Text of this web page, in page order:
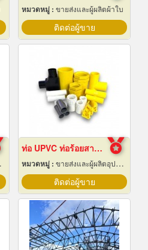
หมวดหมู่ : ขายส่งและผู้ผลิตผ้าใบ
ติดต่อผู้ขาย
ท่อ UPVC ท่อร้อยสายไฟ ท่อขาว ท่อเหลือง พัทยา ชลบุรี
หมวดหมู่ : ขายส่งและผู้ผลิตอุปกรณ์เครื่องใช้ไฟฟ้า
ติดต่อผู้ขาย